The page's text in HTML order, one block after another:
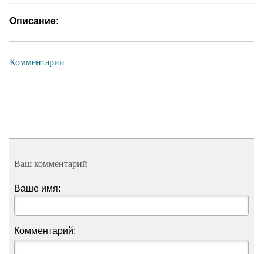
Описание:
Комментарии
Ваш комментарий
Ваше имя:
Комментарий: